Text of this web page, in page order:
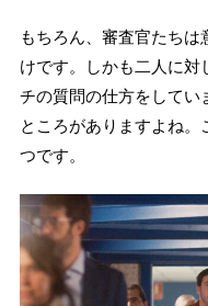
もちろん、審査官たち
けです。しかも二人に対
チの質問の仕方をしてい
ところがありますよね。
つです。